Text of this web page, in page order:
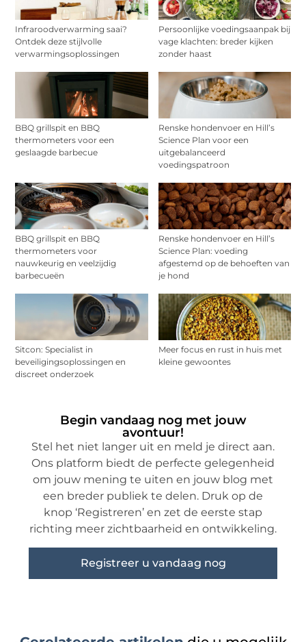
Infraroodverwarming saai?
Ontdek deze stijlvolle
verwarmingsoplossingen
Persoonlijke voedingsaanpak bij
vage klachten: breder kijken
zonder haast
BBQ grillspit en BBQ
thermometers voor een
geslaagde barbecue
Renske hondenvoer en Hill’s
Science Plan voor een
uitgebalanceerd
voedingspatroon
BBQ grillspit en BBQ
thermometers voor
nauwkeurig en veelzijdig
barbecueën
Renske hondenvoer en Hill’s
Science Plan: voeding
afgestemd op de behoeften van
je hond
Sitcon: Specialist in
beveiligingsoplossingen en
discreet onderzoek
Meer focus en rust in huis met
kleine gewoontes
Begin vandaag nog met jouw
avontuur!
Stel het niet langer uit en meld je direct aan.
Ons platform biedt de perfecte gelegenheid
om jouw mening te uiten en jouw blog met
een breder publiek te delen. Druk op de
knop ‘Registreren’ en zet de eerste stap
richting meer zichtbaarheid en ontwikkeling.
Registreer u vandaag nog